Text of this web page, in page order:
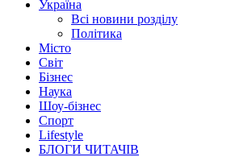
Україна
Всі новини розділу
Політика
Місто
Світ
Бізнес
Наука
Шоу-бізнес
Спорт
Lifestyle
БЛОГИ ЧИТАЧІВ